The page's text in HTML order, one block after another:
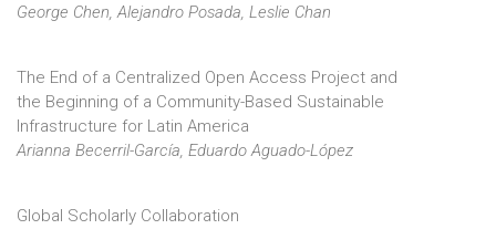
George Chen, Alejandro Posada, Leslie Chan
The End of a Centralized Open Access Project and
the Beginning of a Community-Based Sustainable
Infrastructure for Latin America
Arianna Becerril-García, Eduardo Aguado-López
Global Scholarly Collaboration